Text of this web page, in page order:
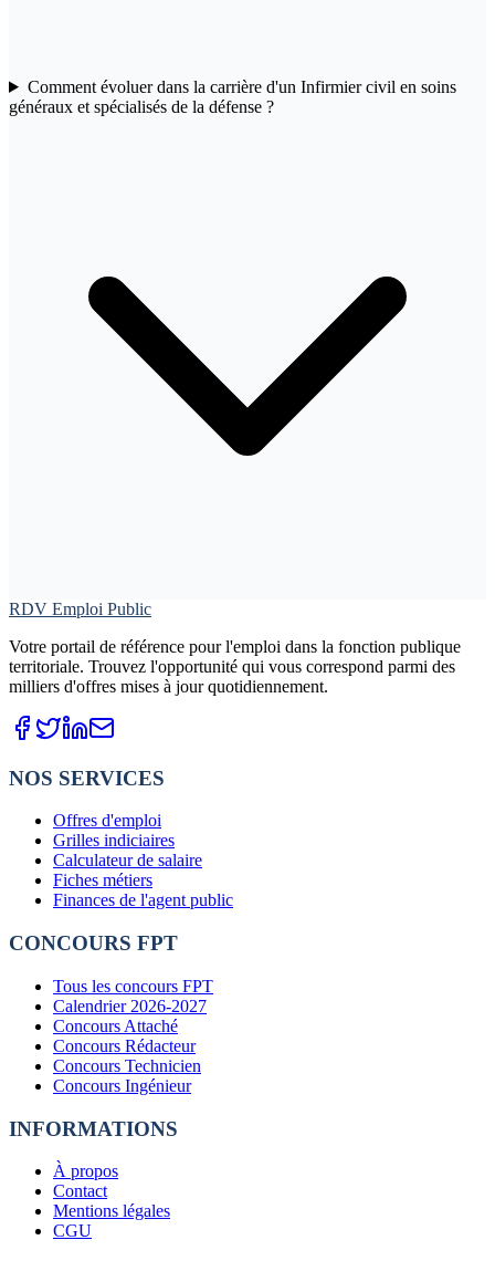
Comment évoluer dans la carrière d'un Infirmier civil en soins
généraux et spécialisés de la défense ?
RDV Emploi Public
Votre portail de référence pour l'emploi dans la fonction publique
territoriale. Trouvez l'opportunité qui vous correspond parmi des
milliers d'offres mises à jour quotidiennement.
NOS SERVICES
Offres d'emploi
Grilles indiciaires
Calculateur de salaire
Fiches métiers
Finances de l'agent public
CONCOURS FPT
Tous les concours FPT
Calendrier 2026-2027
Concours Attaché
Concours Rédacteur
Concours Technicien
Concours Ingénieur
INFORMATIONS
À propos
Contact
Mentions légales
CGU